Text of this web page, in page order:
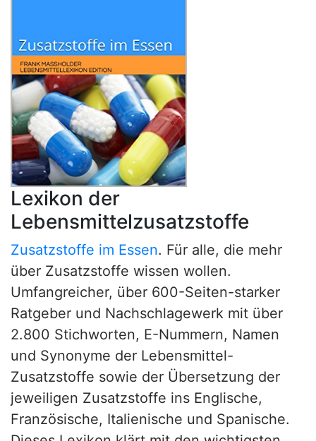
Lexikon der
Lebensmittelzusatzstoffe
Zusatzstoffe im Essen. Für alle, die mehr
über Zusatzstoffe wissen wollen.
Umfangreicher, über 600-Seiten-starker
Ratgeber und Nachschlagewerk mit über
2.800 Stichworten, E-Nummern, Namen
und Synonyme der Lebensmittel-
Zusatzstoffe sowie der Übersetzung der
jeweiligen Zusatzstoffe ins Englische,
Französische, Italienische und Spanische.